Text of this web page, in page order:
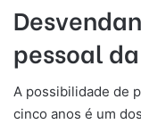
pessoal
A possibilidade de
cinco anos é um